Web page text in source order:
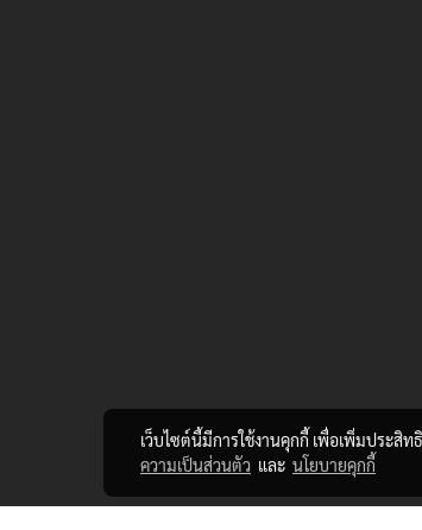
เว็บไซต์นี้มีการใช้งานคุกกี้ เพื่อเพิ่มประสิ
ความเป็นส่วนตัว และ นโยบายคุกกี้